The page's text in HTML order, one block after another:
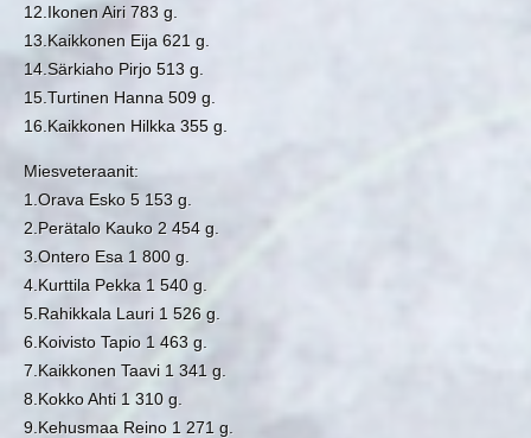
12.Ikonen Airi 783 g.
13.Kaikkonen Eija 621 g.
14.Särkiaho Pirjo 513 g.
15.Turtinen Hanna 509 g.
16.Kaikkonen Hilkka 355 g.
Miesveteraanit:
1.Orava Esko 5 153 g.
2.Perätalo Kauko 2 454 g.
3.Ontero Esa 1 800 g.
4.Kurttila Pekka 1 540 g.
5.Rahikkala Lauri 1 526 g.
6.Koivisto Tapio 1 463 g.
7.Kaikkonen Taavi 1 341 g.
8.Kokko Ahti 1 310 g.
9.Kehusmaa Reino 1 271 g.